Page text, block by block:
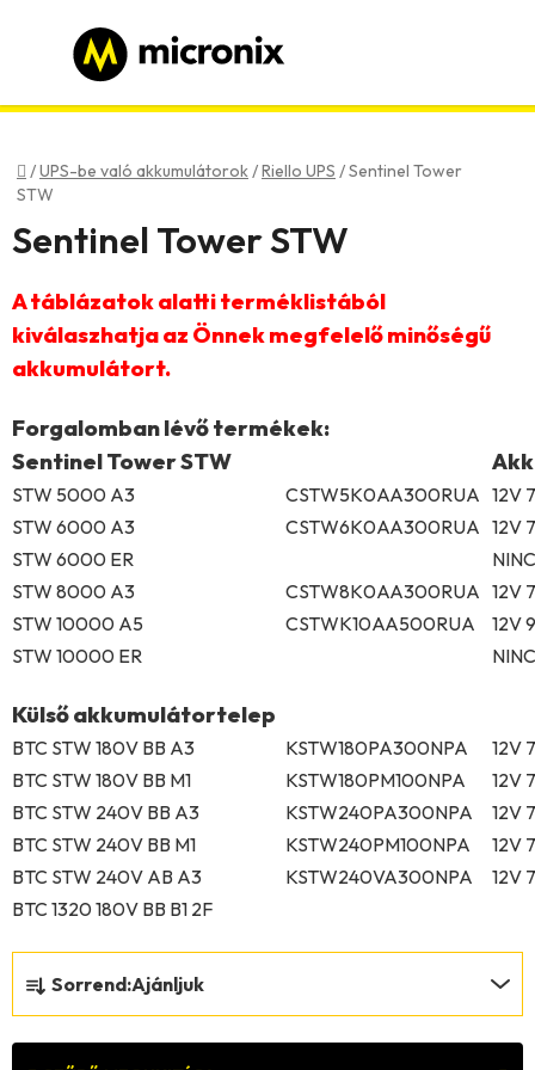
tartalomhoz
Kezdőlap
/UPS-be való akkumulátorok/Riello UPS /Sentinel Tower
STW
Sentinel Tower STW
A táblázatok alatti terméklistából
kiválaszhatja az Önnek megfelelő minőségű
akkumulátort.
Forgalomban lévő termékek:
Sentinel Tower STW
STW 5000 A3 CSTW5K0AA300RUA 12V
STW 6000 A3
CSTW6K0AA300RUA 12V
STW 6000 ER
STW 8000 A3
CSTW8K0AA300RUA 12V
STW 10000 A5
CSTWK10AA500RUA
12V
STW 10000 ER
Külső akkumulátortelep
BTC STW 180V BB A3 KSTW180PA300NPA
12V
BTC STW 180V BB M1
KSTW180PM100NPA
12V
BTC STW 240V BB A3
KSTW240PA300NPA
12V
BTC STW 240V BB M1
KSTW240PM100NPA
12V
BTC STW 240V AB A3
KSTW240VA300NPA
12V
BTC 1320 180V BB B1 2F
T
e
r
Sorrend:Ajánljuk